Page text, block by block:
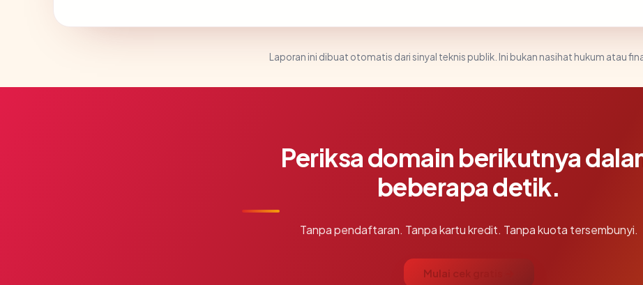
Laporan ini dibuat otomatis dari sinyal teknis publik. Ini bukan nasihat hukum atau
Periksa domain berikutnya
beberapa detik.
Tanpa pendaftaran. Tanpa kartu kredit. Tanpa kuota tersembunyi.
Mulai cek gratis →